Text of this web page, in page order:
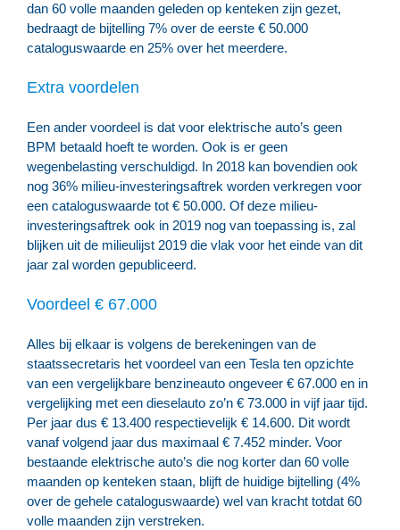
dan 60 volle maanden geleden op kenteken zijn gezet,
bedraagt de bijtelling 7% over de eerste € 50.000
cataloguswaarde en 25% over het meerdere.
Extra voordelen
Een ander voordeel is dat voor elektrische auto’s geen
BPM betaald hoeft te worden. Ook is er geen
wegenbelasting verschuldigd. In 2018 kan bovendien ook
nog 36% milieu-investeringsaftrek worden verkregen voor
een cataloguswaarde tot € 50.000. Of deze milieu-
investeringsaftrek ook in 2019 nog van toepassing is, zal
blijken uit de milieulijst 2019 die vlak voor het einde van dit
jaar zal worden gepubliceerd.
Voordeel € 67.000
Alles bij elkaar is volgens de berekeningen van de
staatssecretaris het voordeel van een Tesla ten opzichte
van een vergelijkbare benzineauto ongeveer € 67.000 en in
vergelijking met een dieselauto zo’n € 73.000 in vijf jaar tijd.
Per jaar dus € 13.400 respectievelijk € 14.600. Dit wordt
vanaf volgend jaar dus maximaal € 7.452 minder. Voor
bestaande elektrische auto’s die nog korter dan 60 volle
maanden op kenteken staan, blijft de huidige bijtelling (4%
over de gehele cataloguswaarde) wel van kracht totdat 60
volle maanden zijn verstreken.